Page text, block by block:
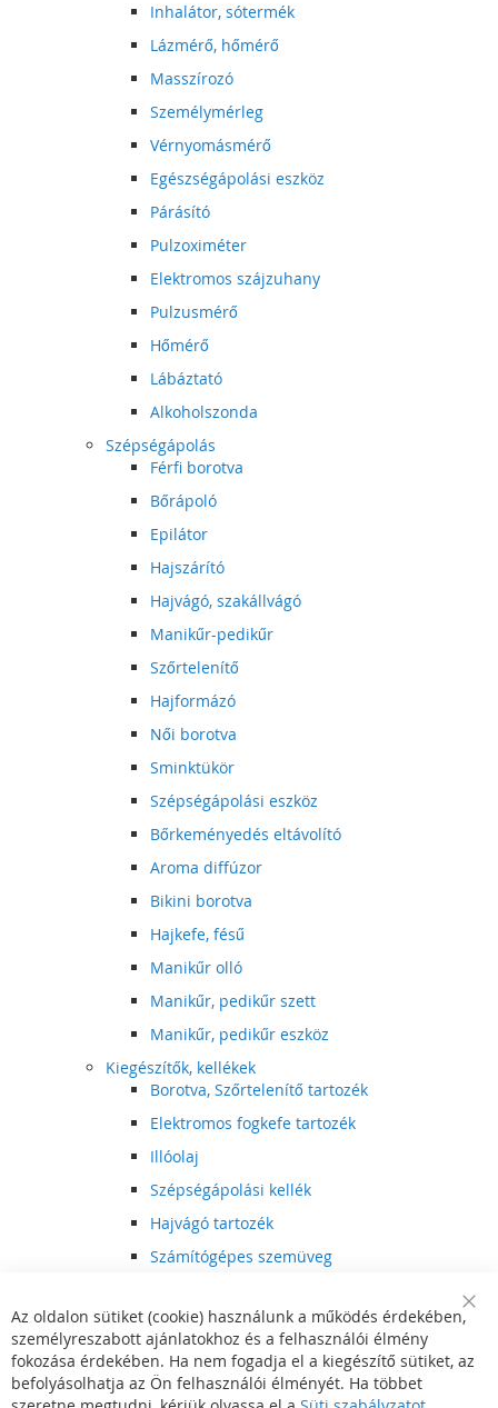
Inhalátor, sótermék
Lázmérő, hőmérő
Masszírozó
Személymérleg
Vérnyomásmérő
Egészségápolási eszköz
Párásító
Pulzoximéter
Elektromos szájzuhany
Pulzusmérő
Hőmérő
Lábáztató
Alkoholszonda
Szépségápolás
Férfi borotva
Bőrápoló
Epilátor
Hajszárító
Hajvágó, szakállvágó
Manikűr-pedikűr
Szőrtelenítő
Hajformázó
Női borotva
Sminktükör
Szépségápolási eszköz
Bőrkeményedés eltávolító
Aroma diffúzor
Bikini borotva
Hajkefe, fésű
Manikűr olló
Manikűr, pedikűr szett
Manikűr, pedikűr eszköz
Kiegészítők, kellékek
Borotva, Szőrtelenítő tartozék
Elektromos fogkefe tartozék
Illóolaj
Szépségápolási kellék
Hajvágó tartozék
Számítógépes szemüveg
Hajvágó kiegészítő
Szórakoztató elektronika
Multimédia
DVD, BluRay lejátszó
Bar
Az oldalon sütiket (cookie) használunk a működés érdekében,
személyreszabott ajánlatokhoz és a felhasználói élmény
fokozása érdekében. Ha nem fogadja el a kiegészítő sütiket, az
befolyásolhatja az Ön felhasználói élményét. Ha többet